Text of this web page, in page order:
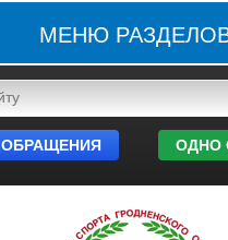
МЕНЮ
ОБРАЩЕНИЯ ОДНО